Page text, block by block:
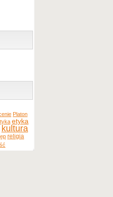
Platon
etyka
kultura
religia